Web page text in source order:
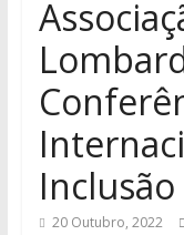
Inclusão
20 Outubro, 2022